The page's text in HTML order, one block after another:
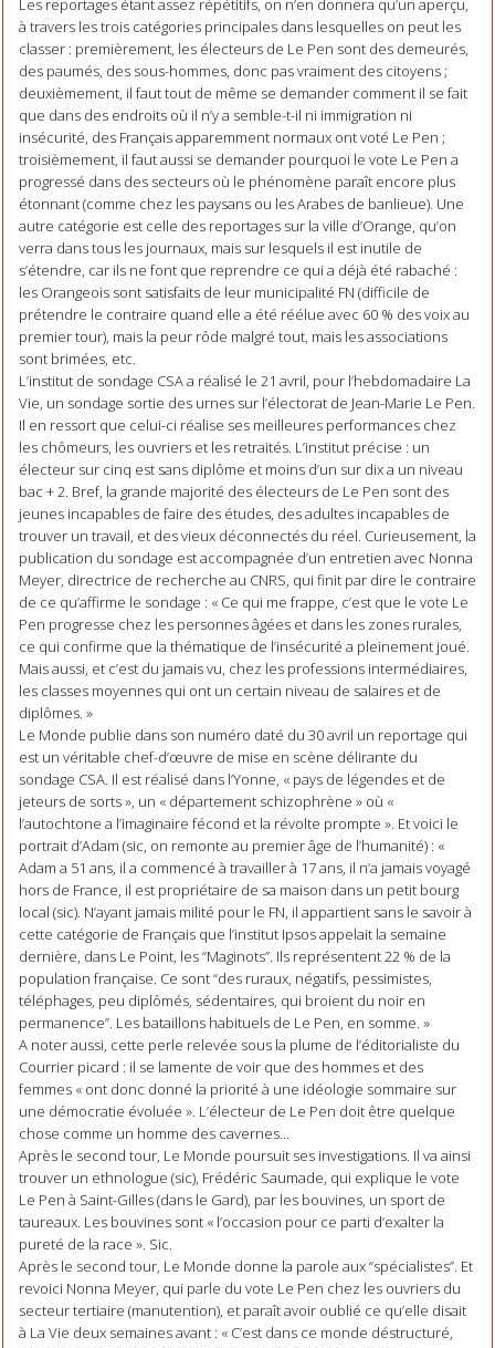
Les reportages étant assez répétitifs, on n’en donnera qu’un aperçu,
à travers les trois catégories principales dans lesquelles on peut les
classer : premièrement, les électeurs de Le Pen sont des demeurés,
des paumés, des sous-hommes, donc pas vraiment des citoyens ;
deuxièmement, il faut tout de même se demander comment il se fait
que dans des endroits où il n’y a semble-t-il ni immigration ni
insécurité, des Français apparemment normaux ont voté Le Pen ;
troisièmement, il faut aussi se demander pourquoi le vote Le Pen a
progressé dans des secteurs où le phénomène paraît encore plus
étonnant (comme chez les paysans ou les Arabes de banlieue). Une
autre catégorie est celle des reportages sur la ville d’Orange, qu’on
verra dans tous les journaux, mais sur lesquels il est inutile de
s’étendre, car ils ne font que reprendre ce qui a déjà été rabaché :
les Orangeois sont satisfaits de leur municipalité FN (difficile de
prétendre le contraire quand elle a été réélue avec 60 % des voix au
premier tour), mais la peur rôde malgré tout, mais les associations
sont brimées, etc.
L’institut de sondage CSA a réalisé le 21 avril, pour l’hebdomadaire La
Vie, un sondage sortie des urnes sur l’électorat de Jean-Marie Le Pen.
Il en ressort que celui-ci réalise ses meilleures performances chez
les chômeurs, les ouvriers et les retraités. L’institut précise : un
électeur sur cinq est sans diplôme et moins d’un sur dix a un niveau
bac + 2. Bref, la grande majorité des électeurs de Le Pen sont des
jeunes incapables de faire des études, des adultes incapables de
trouver un travail, et des vieux déconnectés du réel. Curieusement, la
publication du sondage est accompagnée d’un entretien avec Nonna
Meyer, directrice de recherche au CNRS, qui finit par dire le contraire
de ce qu’affirme le sondage : « Ce qui me frappe, c’est que le vote Le
Pen progresse chez les personnes âgées et dans les zones rurales,
ce qui confirme que la thématique de l’insécurité a pleinement joué.
Mais aussi, et c’est du jamais vu, chez les professions intermédiaires,
les classes moyennes qui ont un certain niveau de salaires et de
diplômes. »
Le Monde publie dans son numéro daté du 30 avril un reportage qui
est un véritable chef-d’œuvre de mise en scène délirante du
sondage CSA. Il est réalisé dans l’Yonne, « pays de légendes et de
jeteurs de sorts », un « département schizophrène » où «
l’autochtone a l’imaginaire fécond et la révolte prompte ». Et voici le
portrait d’Adam (sic, on remonte au premier âge de l’humanité) : «
Adam a 51 ans, il a commencé à travailler à 17 ans, il n’a jamais voyagé
hors de France, il est propriétaire de sa maison dans un petit bourg
local (sic). N’ayant jamais milité pour le FN, il appartient sans le savoir à
cette catégorie de Français que l’institut Ipsos appelait la semaine
dernière, dans Le Point, les “Maginots”. Ils représentent 22 % de la
population française. Ce sont “des ruraux, négatifs, pessimistes,
téléphages, peu diplômés, sédentaires, qui broient du noir en
permanence”. Les bataillons habituels de Le Pen, en somme. »
A noter aussi, cette perle relevée sous la plume de l’éditorialiste du
Courrier picard : il se lamente de voir que des hommes et des
femmes « ont donc donné la priorité à une idéologie sommaire sur
une démocratie évoluée ». L’électeur de Le Pen doit être quelque
chose comme un homme des cavernes...
Après le second tour, Le Monde poursuit ses investigations. Il va ainsi
trouver un ethnologue (sic), Frédéric Saumade, qui explique le vote
Le Pen à Saint-Gilles (dans le Gard), par les bouvines, un sport de
taureaux. Les bouvines sont « l’occasion pour ce parti d’exalter la
pureté de la race ». Sic.
Après le second tour, Le Monde donne la parole aux “spécialistes”. Et
revoici Nonna Meyer, qui parle du vote Le Pen chez les ouvriers du
secteur tertiaire (manutention), et paraît avoir oublié ce qu’elle disait
à La Vie deux semaines avant : « C’est dans ce monde déstructuré,